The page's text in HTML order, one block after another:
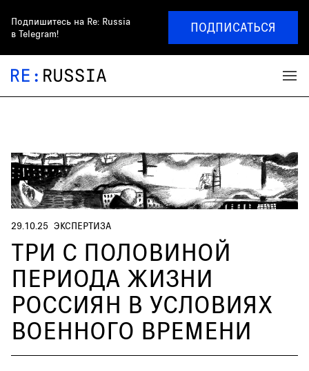
Подпишитесь на Re: Russia
в Telegram!
ПОДПИСАТЬСЯ
29.10.25 ЭКСПЕРТИЗА
ТРИ С ПОЛОВИНОЙ
ПЕРИОДА ЖИЗНИ
РОССИЯН В УСЛОВИЯХ
ВОЕННОГО ВРЕМЕНИ